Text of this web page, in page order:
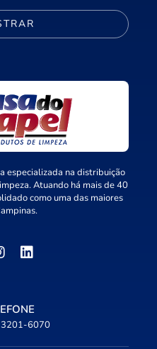
especializada na distribuição
Atuando há mais de 40
como uma das maiores
3201-6070